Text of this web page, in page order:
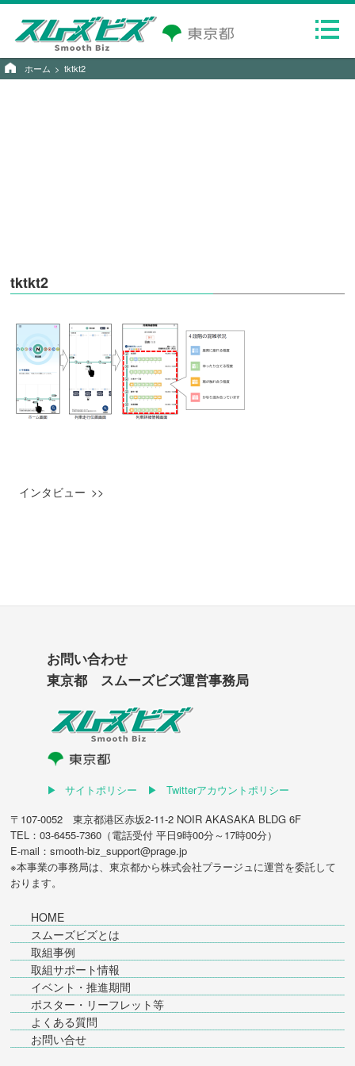
ホーム tktkt2
tktkt2
インタビュー
お問い合わせ
東京都 スムーズビズ運営事務局
サイトポリシー
Twitterアカウントポリシー
〒107-0052 東京都港区赤坂2-11-2 NOIR AKASAKA BLDG 6F
TEL：03-6455-7360（電話受付 平日9時00分～17時00分）
E-mail：smooth-biz_support@prage.jp
※本事業の事務局は、東京都から株式会社プラージュに運営を委託して
おります。
HOME
スムーズビズとは
取組事例
取組サポート情報
イベント・推進期間
ポスター・リーフレット等
よくある質問
お問い合せ